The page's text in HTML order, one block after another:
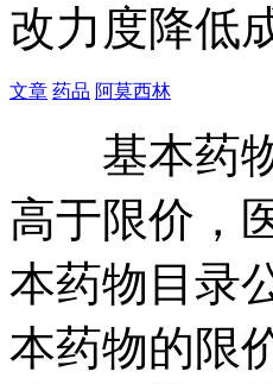
改力度降低
文章 药品 阿莫西林
基本药物
高于限价
本药物目录
本药物的限